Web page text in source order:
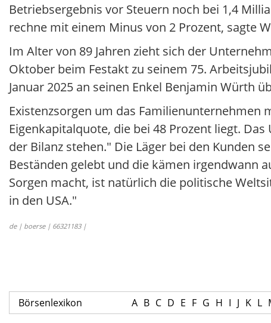
Betriebsergebnis vor Steuern noch bei 1,4
rechne mit einem Minus von 2 Prozent, sagte
Im Alter von 89 Jahren zieht sich der
Oktober beim Festakt zu seinem 75.
Januar 2025 an seinen Enkel Benjamin Würth
Existenzsorgen um das Familienunternehmen
Eigenkapitalquote, die bei 48 Prozent liegt.
der Bilanz stehen." Die Läger bei den Kunden
Beständen gelebt und die kämen irgendwann
Sorgen macht, ist natürlich die politische
in den USA."
de | boerse | 66321183 |
Börsenlexikon A B C D E F G H I J K L